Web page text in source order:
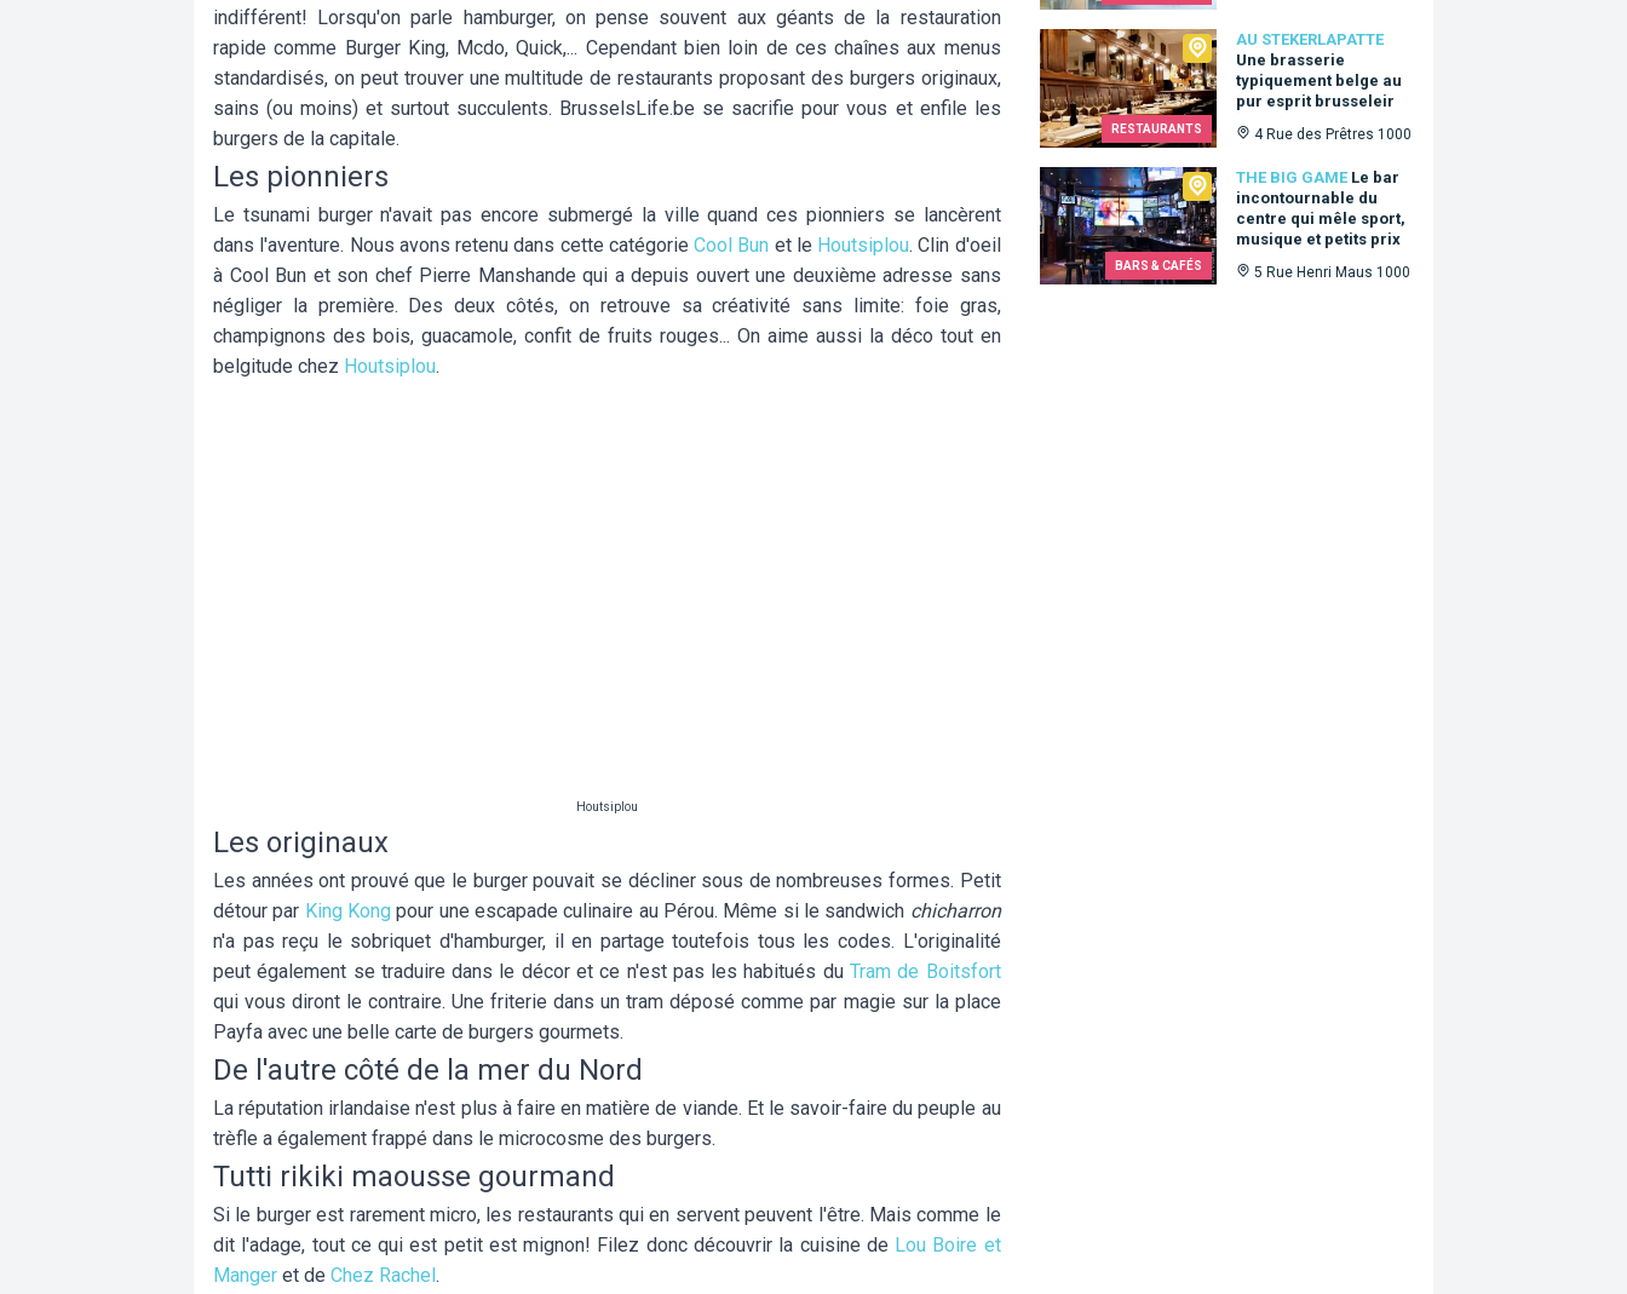
indifférent! Lorsqu'on parle hamburger, on pense souvent aux géants de la restauration
rapide comme Burger King, Mcdo, Quick,... Cependant bien loin de ces chaînes aux menus
standardisés, on peut trouver une multitude de restaurants proposant des burgers originaux,
sains (ou moins) et surtout succulents. BrusselsLife.be se sacrifie pour vous et enfile les
burgers de la capitale.
Les pionniers
Le tsunami burger n'avait pas encore submergé la ville quand ces pionniers se lancèrent
dans l'aventure. Nous avons retenu dans cette catégorieCool Bun et le Houtsiplou. Clin d'oeil
à Cool Bun et son chef Pierre Manshande qui a depuis ouvert une deuxième adresse sans
négliger la première. Des deux côtés, on retrouve sa créativité sans limite: foie gras,
champignons des bois, guacamole, confit de fruits rouges... On aime aussi la déco tout en
belgitude chez Houtsiplou.
Houtsiplou
Les originaux
Les années ont prouvé que le burger pouvait se décliner sous de nombreuses formes. Petit
détour par King Kong pour une escapade culinaire au Pérou. Même si le sandwich chicharron
n'a pas reçu le sobriquet d'hamburger, il en partage toutefois tous les codes. L'originalité
peut également se traduire dans le décor et ce n'est pas les habitués duTram de Boitsfort
qui vous diront le contraire. Une friterie dans un tram déposé comme par magie sur la place
Payfa avec une belle carte de burgers gourmets.
De l'autre côté de la mer du Nord
La réputation irlandaise n'est plus à faire en matière de viande. Et le savoir-faire du peuple au
trèfle a également frappé dans le microcosme des burgers.
Tutti rikiki maousse gourmand
Si le burger est rarement micro, les restaurants qui en servent peuvent l'être. Mais comme le
dit l'adage, tout ce qui est petit est mignon! Filez donc découvrir la cuisine de Lou Boire et
Manger et de Chez Rachel.
RESTAURANTS
AU STEKERLAPATTE
Une brasserie
typiquement belge au
pur esprit brusseleir
4 Rue des Prêtres 1000
Au Stekerlapatte
BARS & CAFÉS
THE BIG GAME Le bar
incontournable du
centre qui mêle sport,
musique et petits prix
5 Rue Henri Maus 1000
The Big Game